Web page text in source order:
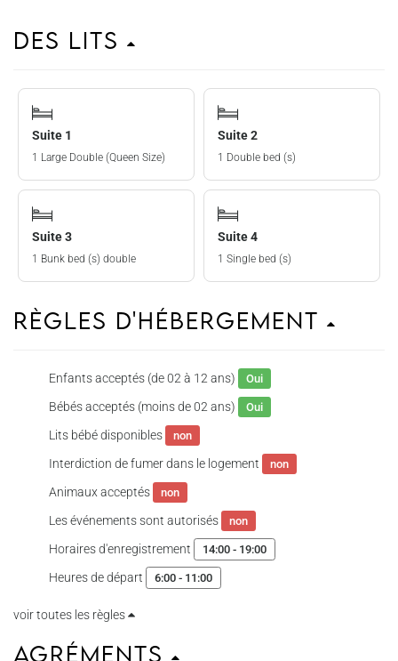
Des lits
Suite 1
1 Large Double (Queen Size)
Suite 2
1 Double bed (s)
Suite 3
1 Bunk bed (s) double
Suite 4
1 Single bed (s)
Règles d'hébergement
Enfants acceptés (de 02 à 12 ans) Oui
Bébés acceptés (moins de 02 ans) Oui
Lits bébé disponibles non
Interdiction de fumer dans le logement non
Animaux acceptés non
Les événements sont autorisés non
Horaires d'enregistrement 14:00 - 19:00
Heures de départ 6:00 - 11:00
voir toutes les règles
Agréments